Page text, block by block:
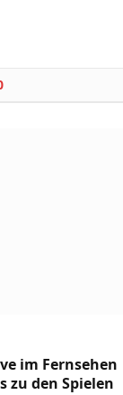
im Fernsehen
zu den Spielen